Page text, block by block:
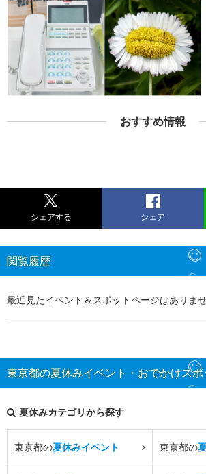
おすすめ情報
シェアする シェア
閲覧履歴
最近見たイベント＆スポットページはありませ
東京都の夏休みイベント・おでかけス
夏休みカテゴリから探す
東京都の夏休みイベント 東京都の